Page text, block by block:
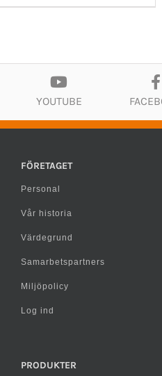
YOUTUBE
FÖRETAGET
Personal
Vår historia
Värdegrund
Samarbetspartners
Miljöpolicy
Log ind
PRODUKTER